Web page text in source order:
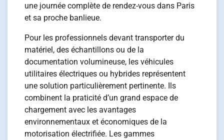
une journée complète de rendez-vous dans Paris
et sa proche banlieue.
Pour les professionnels devant transporter du
matériel, des échantillons ou de la
documentation volumineuse, les véhicules
utilitaires électriques ou hybrides représentent
une solution particulièrement pertinente. Ils
combinent la praticité d’un grand espace de
chargement avec les avantages
environnementaux et économiques de la
motorisation électrifiée. Les gammes